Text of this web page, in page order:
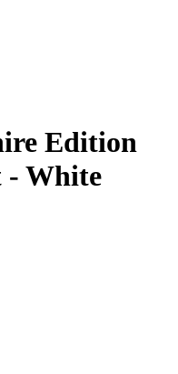
Edition
- White